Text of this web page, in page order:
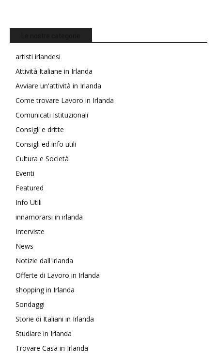
artisti irlandesi
Attività Italiane in Irlanda
Avviare un'attività in Irlanda
Come trovare Lavoro in Irlanda
Comunicati Istituzionali
Consigli e dritte
Consigli ed info utili
Cultura e Società
Eventi
Featured
Info Utili
innamorarsi in irlanda
Interviste
News
Notizie dall'Irlanda
Offerte di Lavoro in Irlanda
shopping in Irlanda
Sondaggi
Storie di Italiani in Irlanda
Studiare in Irlanda
Trovare Casa in Irlanda